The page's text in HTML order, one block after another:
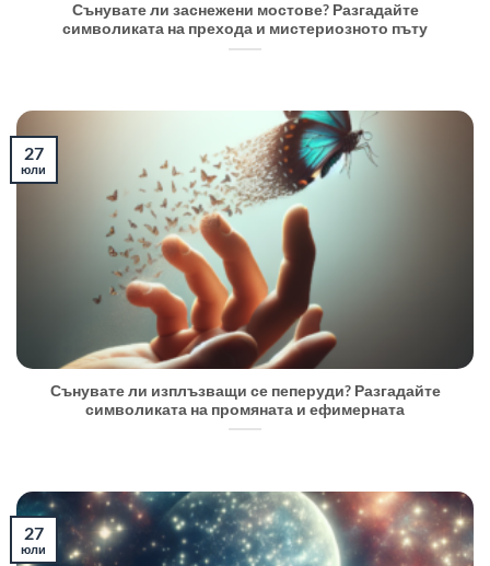
Сънувате ли заснежени мостове? Разгадайте
символиката на прехода и мистериозното пъту
Сънувате ли изплъзващи се пеперуди? Разгадайте
символиката на промяната и ефимерната
27
юли
27
юли